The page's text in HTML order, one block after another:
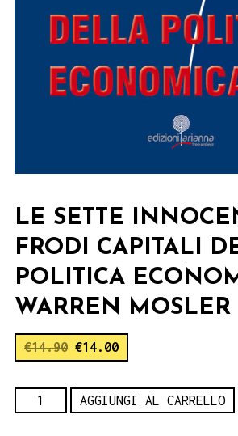
LE SETTE
FRODI CAPITALI
POLITICA
WARREN MOSLER
€14.90 €14.00
AGGIUNGI AL CARRELLO